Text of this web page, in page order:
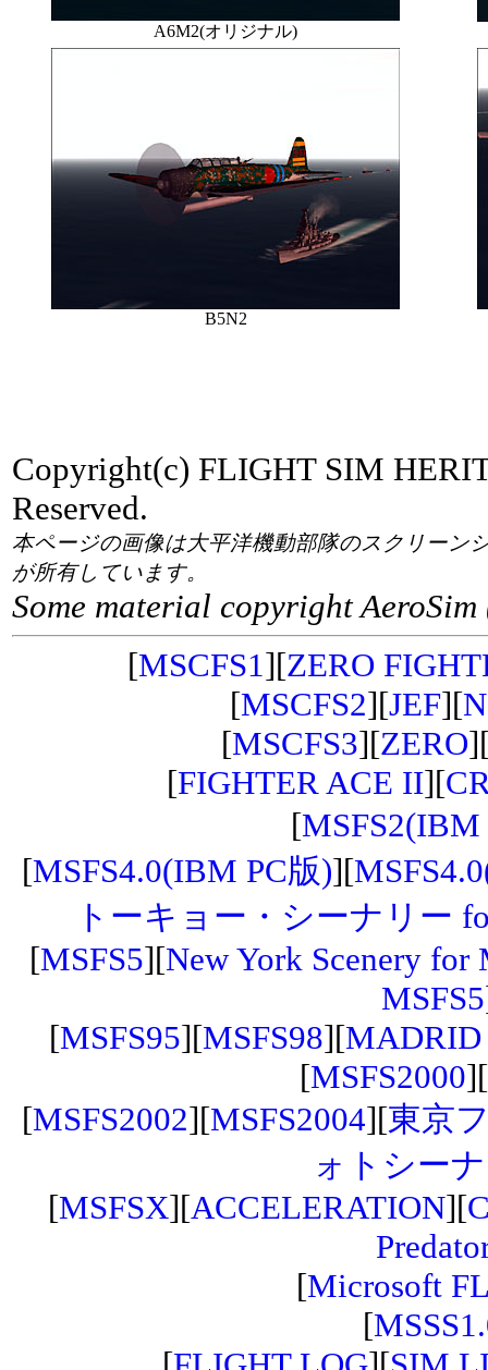
A6M2(オリジナル)
B5N2
Copyright(c) FLIGHT SIM
Reserved.
本ページの画像は大平洋機動部隊のスクリーン
が所有しています。
Some material copyright AeroSim
[MSCFS1][ZERO
[MSCFS2][JEF][
[MSCFS3][ZERO
[FIGHTER ACE II][
[MSFS2(IBM
[MSFS4.0(IBM PC版)][
トーキョー・シーナリー
[MSFS5][New York Scenery for
MSFS5
[MSFS95][MSFS98][MADRID
[MSFS2000][
[MSFS2002][MSFS2004][東京
ォトシー
[MSFSX][ACCELERATION][
[Microsoft
[